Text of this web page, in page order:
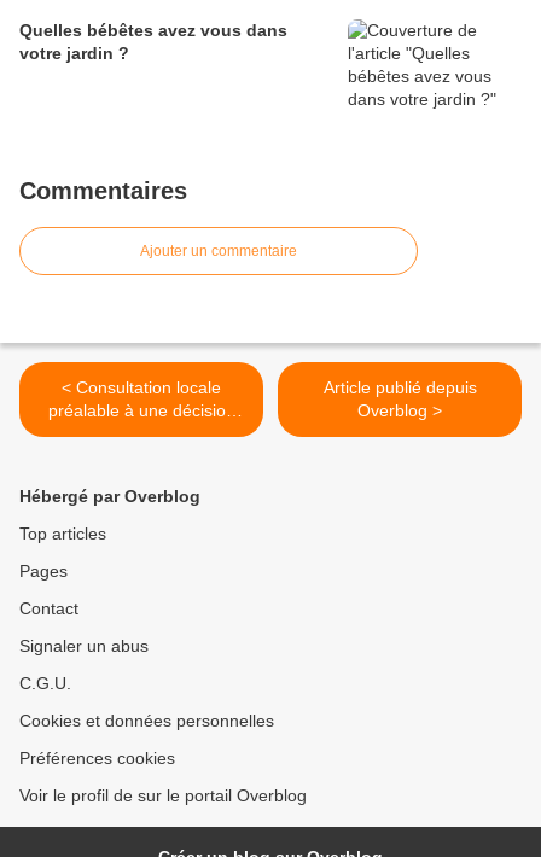
Quelles bébêtes avez vous dans
votre jardin ?
Commentaires
Ajouter un commentaire
< Consultation locale
préalable à une décision
municipale
Article publié depuis
Overblog >
Hébergé par Overblog
Top articles
Pages
Contact
Signaler un abus
C.G.U.
Cookies et données personnelles
Préférences cookies
Voir le profil de sur le portail Overblog